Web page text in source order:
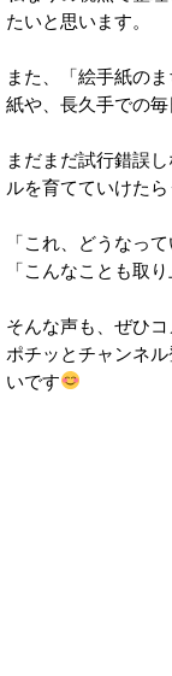
たいと思います。
また、「絵手紙の
紙や、長久手での毎
まだまだ試行錯誤
ルを育てていけたら
「これ、どうなって
「こんなことも取
そんな声も、ぜひ
ポチッとチャンネ
いです